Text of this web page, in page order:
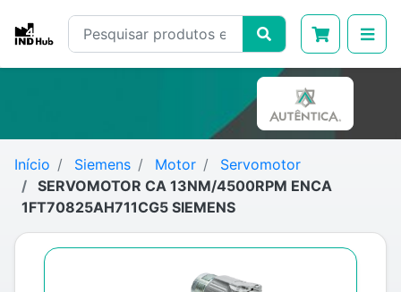
Início Siemens Motor
Servomotor
SERVOMOTOR CA 13NM/4500RPM ENCA
1FT70825AH711CG5 SIEMENS